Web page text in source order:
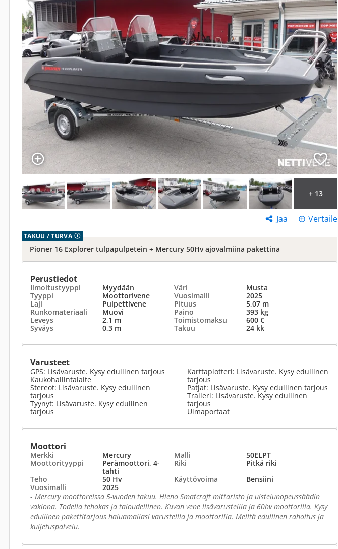
+ 13
Jaa Vertaile
TAKUU / TURVA
Pioner 16 Explorer tulpapulpetein + Mercury 50Hv ajovalmiina pakettina
Perustiedot
Ilmoitustyyppi Myydään Väri
Musta
Tyyppi
Moottorivene Vuosimalli
2025
Laji
Pulpettivene Pituus
5,07 m
Runkomateriaali
Muovi Paino
393 kg
Leveys
2,1 m Toimistomaksu
600 €
Syväys
0,3 m Takuu 24 kk
Varusteet
GPS: Lisävaruste. Kysy edullinen tarjous
Kaukohallintalaite
Stereot: Lisävaruste. Kysy edullinen
tarjous
Tyynyt: Lisävaruste. Kysy edullinen
tarjous
Karttaplotteri: Lisävaruste. Kysy edullinen
tarjous
Patjat: Lisävaruste. Kysy edullinen tarjous
Traileri: Lisävaruste. Kysy edullinen
tarjous
Uimaportaat
Moottori
Merkki Mercury Malli
50ELPT
Moottorityyppi
Perämoottori, 4-
tahti
Riki
Pitkä riki
Teho
50 Hv Käyttövoima
Bensiini
Vuosimalli
2025
- Mercury moottoreissa 5-vuoden takuu. Hieno Smatcraft mittaristo ja uistelunopeussäädin
vakiona. Todella tehokas ja taloudellinen. Kuvan vene lisävarusteilla ja 60hv moottorilla. Kysy
edullinen pakettitarjous haluamallasi varusteilla ja moottorilla. Meiltä edullinen rahoitus ja
kuljetuspalvelu.